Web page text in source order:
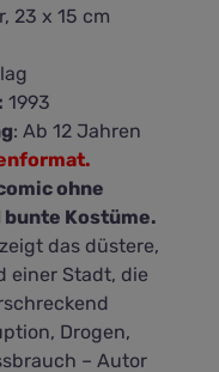
23 x 15 cm
1993
: Ab 12 Jahren
ohne
Kostüme.
das düstere,
einer Stadt, die
Drogen,
– Autor